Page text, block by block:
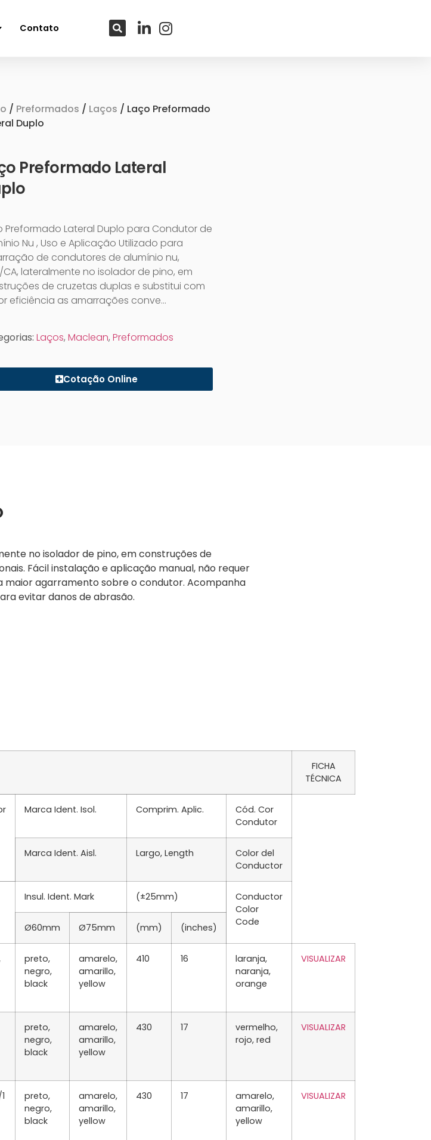
Contato
/ Preformados / Laços / Laço Preformado
Duplo
Preformado Lateral
Preformado Lateral Duplo para Condutor de
Nu , Uso e Aplicação Utilizado para
de condutores de alumínio nu,
CA, lateralmente no isolador de pino, em
de cruzetas duplas e substitui com
eficiência as amarrações conve…
Laços, Maclean, Preformados
Cotação Online
no isolador de pino, em construções de
Fácil instalação e aplicação manual, não requer
agarramento sobre o condutor. Acompanha
evitar danos de abrasão.
FICHA
TÉCNICA
Marca Ident. Isol. Comprim. Aplic.
Cód. Cor
Condutor
Marca Ident. Aisl. Largo, Length
Color del
Conductor
Insul. Ident. Mark (±25mm)
Conductor
Color
Code
Ø60mm Ø75mm (mm) (inches)
preto,
negro,
black
amarelo,
amarillo,
yellow
410 16
laranja,
naranja,
orange
VISUALIZAR
preto,
negro,
black
amarelo,
amarillo,
yellow
430 17
vermelho,
rojo, red
VISUALIZAR
preto,
negro,
black
amarelo,
amarillo,
yellow
430 17
amarelo,
amarillo,
yellow
VISUALIZAR